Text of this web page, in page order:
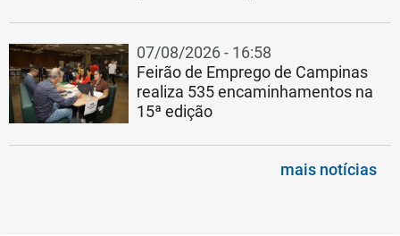
07/08/2026 - 16:58
Feirão de Emprego de Campinas
realiza 535 encaminhamentos na
15ª edição
mais notícias